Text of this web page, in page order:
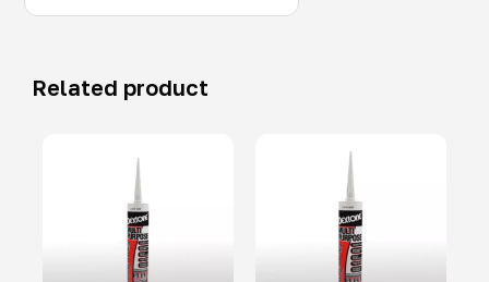
Related product